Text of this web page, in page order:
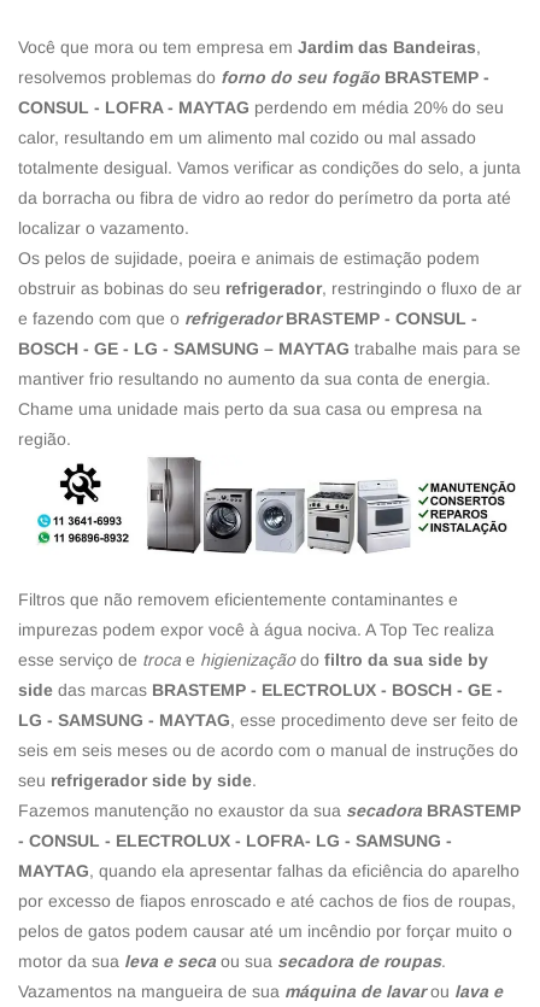
Você que mora ou tem empresa em Jardim das Bandeiras,
resolvemos problemas do forno do seu fogão BRASTEMP -
CONSUL - LOFRA - MAYTAG perdendo em média 20% do seu
calor, resultando em um alimento mal cozido ou mal assado
totalmente desigual. Vamos verificar as condições do selo, a junta
da borracha ou fibra de vidro ao redor do perímetro da porta até
localizar o vazamento.
Os pelos de sujidade, poeira e animais de estimação podem
obstruir as bobinas do seu refrigerador, restringindo o fluxo de ar
e fazendo com que o refrigerador BRASTEMP - CONSUL -
BOSCH - GE - LG - SAMSUNG – MAYTAG trabalhe mais para se
mantiver frio resultando no aumento da sua conta de energia.
Chame uma unidade mais perto da sua casa ou empresa na
região.
Filtros que não removem eficientemente contaminantes e
impurezas podem expor você à água nociva. A Top Tec realiza
esse serviço de troca e higienizaçãodo filtro da sua side by
side das marcas BRASTEMP - ELECTROLUX - BOSCH - GE -
LG - SAMSUNG - MAYTAG, esse procedimento deve ser feito de
seis em seis meses ou de acordo com o manual de instruções do
seu refrigerador side by side.
Fazemos manutenção no exaustor da sua secadora BRASTEMP
- CONSUL - ELECTROLUX - LOFRA- LG - SAMSUNG -
MAYTAG, quando ela apresentar falhas da eficiência do aparelho
por excesso de fiapos enroscado e até cachos de fios de roupas,
pelos de gatos podem causar até um incêndio por forçar muito o
motor da sua leva e seca ou sua secadora de roupas.
Vazamentos na mangueira de sua máquina de lavarou lava e